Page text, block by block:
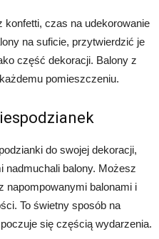
konfetti, czas na udekorowanie
na suficie, przytwierdzić je
część dekoracji. Balony z
pomieszczeniu.
do swojej dekoracji,
nadmuchali balony. Możesz
napompowanymi balonami i
To świetny sposób na
się częścią wydarzenia.